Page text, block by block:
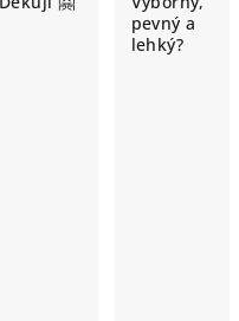
pevný a
lehký?